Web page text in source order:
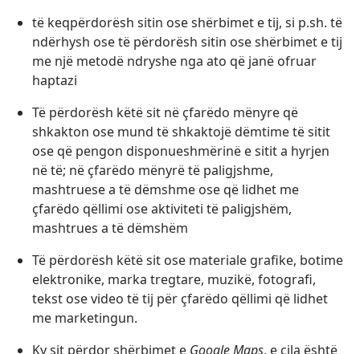
të keqpërdorësh sitin ose shërbimet e tij, si p.sh. të
ndërhysh ose të përdorësh sitin ose shërbimet e tij
me një metodë ndryshe nga ato që janë ofruar
haptazi
Të përdorësh këtë sit në çfarëdo mënyre që
shkakton ose mund të shkaktojë dëmtime të sitit
ose që pengon disponueshmërinë e sitit a hyrjen
në të; në çfarëdo mënyrë të paligjshme,
mashtruese a të dëmshme ose që lidhet me
çfarëdo qëllimi ose aktiviteti të paligjshëm,
mashtrues a të dëmshëm
Të përdorësh këtë sit ose materiale grafike, botime
elektronike, marka tregtare, muzikë, fotografi,
tekst ose video të tij për çfarëdo qëllimi që lidhet
me marketingun.
Ky sit përdor shërbimet e Google Maps, e cila është